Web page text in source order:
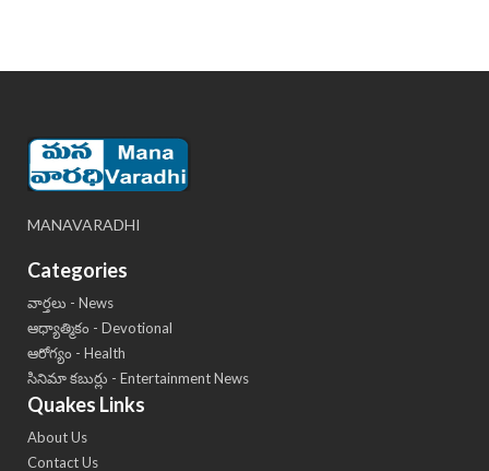
MANAVARADHI
Categories
వార్తలు - News
ఆధ్యాత్మికం - Devotional
ఆరోగ్యం - Health
సినిమా కబుర్లు - Entertainment News
Quakes Links
About Us
Contact Us